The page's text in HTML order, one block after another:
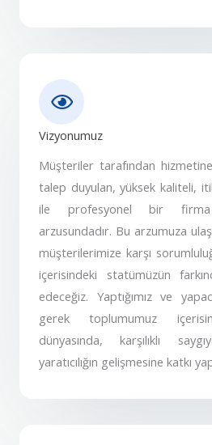
Vizyonumuz
Müşteriler tarafından
talep duyulan, yüksek kaliteli,
ile profesyonel bir firma
arzusundadır. Bu arzumuza
müşterilerimize karşı
içerisindeki statümüzün
edeceğiz. Yaptığımız ve
gerek toplumumuz
dünyasında, karşılıklı
yaratıcılığın gelişmesine katkı